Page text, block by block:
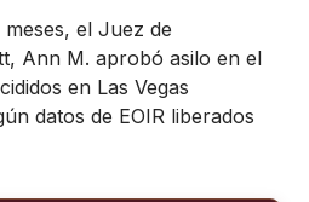
el Juez de
Ann M. aprobó asilo en el
en Las Vegas
datos de EOIR liberados